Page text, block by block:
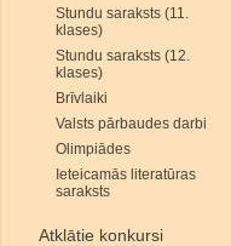
Stundu saraksts (11.
klases)
Stundu saraksts (12.
klases)
Brīvlaiki
Valsts pārbaudes darbi
Olimpiādes
Ieteicamās literatūras
saraksts
Atklātie konkursi